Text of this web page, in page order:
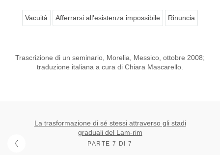
Vacuità Afferrarsi all'esistenza impossibile Rinuncia
Trascrizione di un seminario, Morelia, Messico, ottobre 2008;
traduzione italiana a cura di Chiara Mascarello.
La trasformazione di sé stessi attraverso gli stadi
graduali del Lam-rim
PARTE 7 DI 7